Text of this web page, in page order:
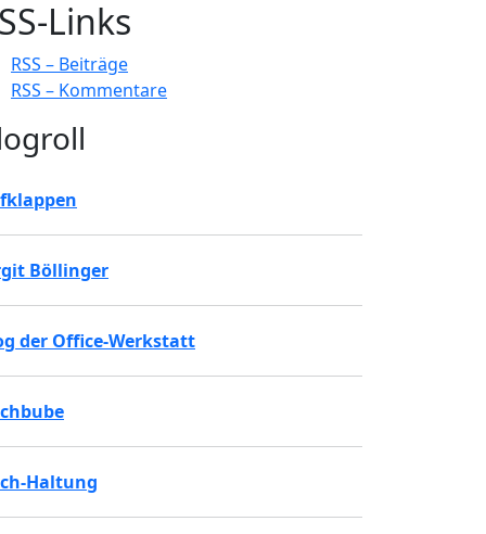
Links
RSS – Beiträge
RSS – Kommentare
Böllinger
der Office-Werkstatt
Haltung